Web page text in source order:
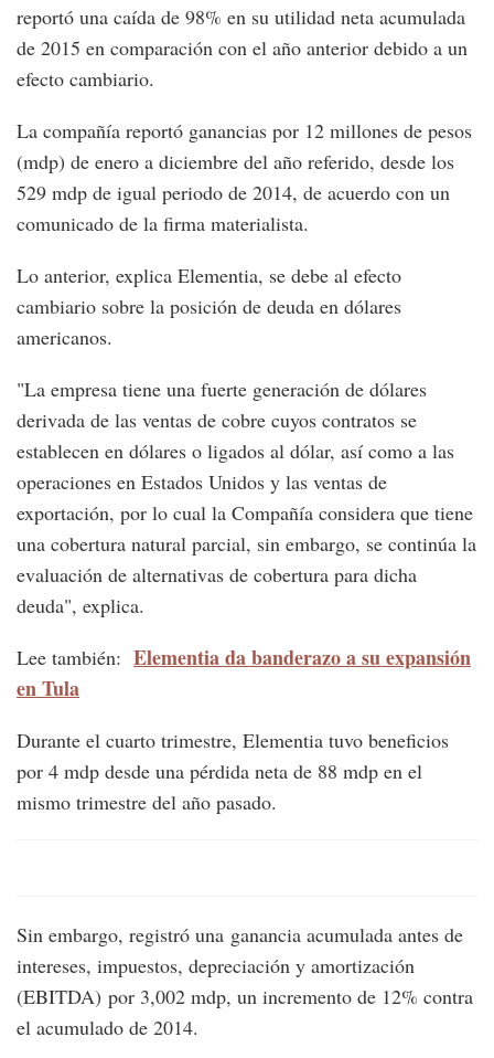
reportó una caída de 98% en su utilidad neta acumulada
de 2015 en comparación con el año anterior debido a un
efecto cambiario.
La compañía reportó ganancias por 12 millones de pesos
(mdp) de enero a diciembre del año referido, desde los
529 mdp de igual periodo de 2014, de acuerdo con un
comunicado de la firma materialista.
Lo anterior, explica Elementia, se debe al efecto
cambiario sobre la posición de deuda en dólares
americanos.
"La empresa tiene una fuerte generación de dólares
derivada de las ventas de cobre cuyos contratos se
establecen en dólares o ligados al dólar, así como a las
operaciones en Estados Unidos y las ventas de
exportación, por lo cual la Compañía considera que tiene
una cobertura natural parcial, sin embargo, se continúa la
evaluación de alternativas de cobertura para dicha
deuda", explica.
Lee también: Elementia da banderazo a su expansión
en Tula
Durante el cuarto trimestre, Elementia tuvo beneficios
por 4 mdp desde una pérdida neta de 88 mdp en el
mismo trimestre del año pasado.
Sin embargo, registró una ganancia acumulada antes de
intereses, impuestos, depreciación y amortización
(EBITDA) por 3,002 mdp, un incremento de 12% contra
el acumulado de 2014.